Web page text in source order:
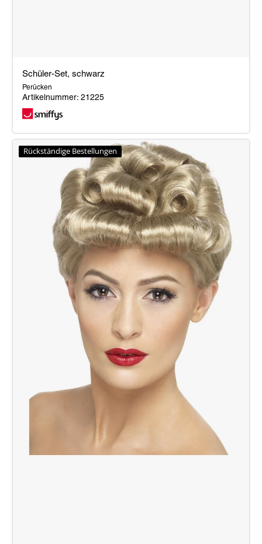
Schüler-
Set,
Schüler-Set, schwarz
Perücken
Artikelnummer: 21225
Rückständige Bestellungen